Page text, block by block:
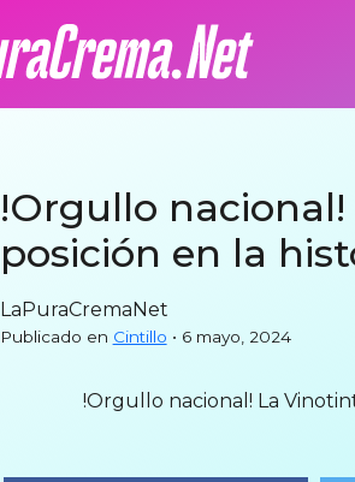
!Orgullo
posición en la
LaPuraCremaNet
Publicado en Cintillo • 6 mayo, 2024
!Orgullo nacional! La